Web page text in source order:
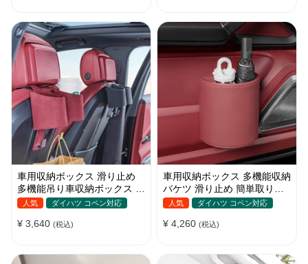
車用収納ボックス 滑り止め
多機能吊り車収納ボックス 簡
単取り付け 車内収納袋 小物
人気 ダイハツ コペン対応
¥ 3,640 (税込)
車用収納ボックス 多機能収納
バケツ 滑り止め 簡単取り付
け 車内収納袋 小物入れ 多機
納用品
人気 ダイハツ コペン対応
¥ 4,260 (税込)